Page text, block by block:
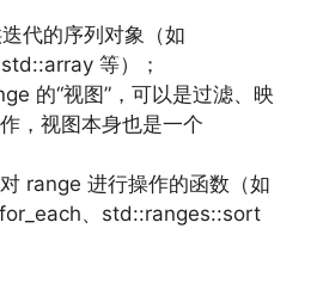
迭代的序列对象（如
等）；
的“视图”，可以是过滤、映
，视图本身也是一个
对 range 进行操作的函数（如
、std::ranges::sort